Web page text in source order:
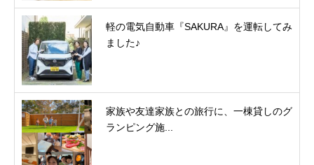
軽の電気自動車『SAKURA』を運転してみ
ました♪
家族や友達家族との旅行に、一棟貸しのグ
ランピング施...